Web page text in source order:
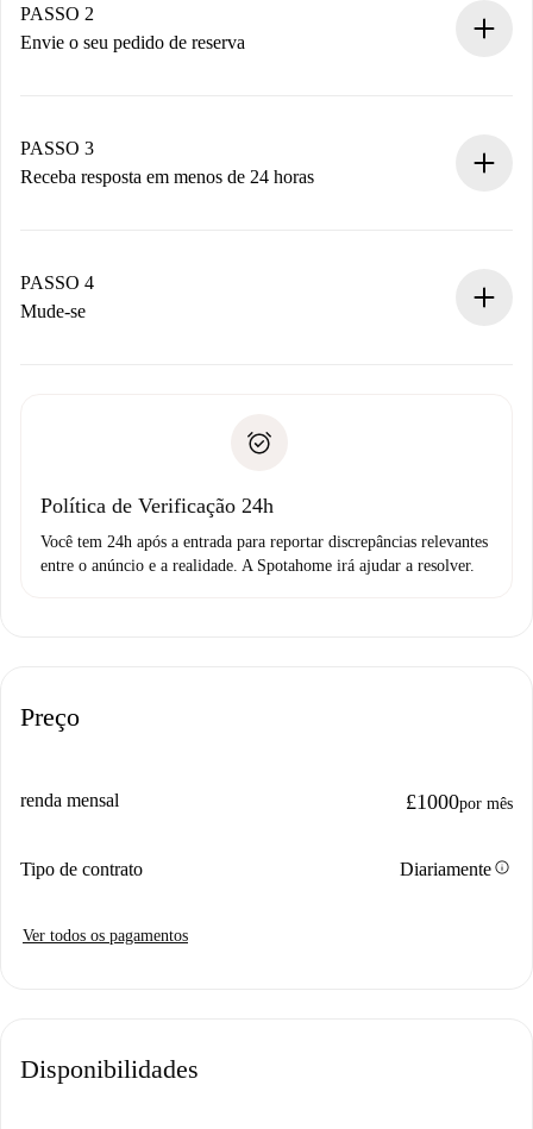
Você tem todas as informações necessárias
antecipadamente.
PASSO 2
Envie o seu pedido de reserva
Não cobramos nada até que o proprietário confirme.
PASSO 3
Receba resposta em menos de 24 horas
proprietário.
Se recusada: não cobraremos nada e ofereceremos
Débito direto bancário
PASSO 4
Mude-se
não comunicar nenhum problema.
Política de Verificação 24h
Você tem 24h após a entrada para reportar discrepâncias relevantes
entre o anúncio e a realidade. A Spotahome irá ajudar a resolver.
Preço
renda mensal £1000por mês
Tipo de contrato Diariamenteinfo
Ver todos os pagamentos
Disponibilidades